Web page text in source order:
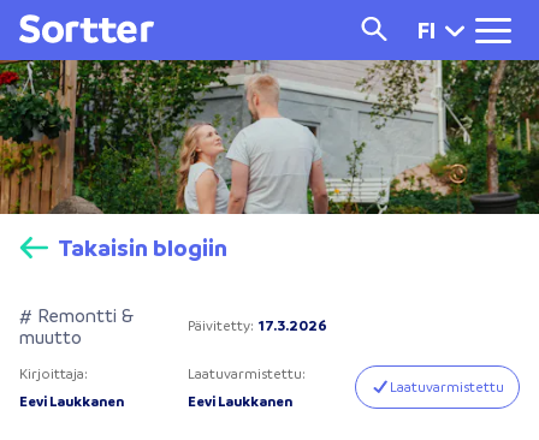
FI
Takaisin blogiin
# Remontti &
muutto
Päivitetty: 17.3.2026
Kirjoittaja:
Eevi Laukkanen
Laatuvarmistettu:
Eevi Laukkanen
Laatuvarmistettu